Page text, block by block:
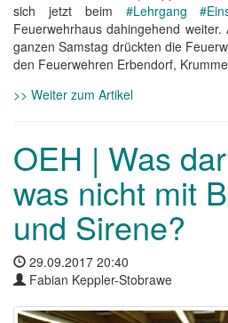
sich jetzt beim #Lehrgang
Feuerwehrhaus dahingehend
ganzen Samstag drückten die
den Feuerwehren Erbendorf,
>> Weiter zum Artikel
OEH | Was
was nicht mit
und Sirene?
29.09.2017 20:40
Fabian Keppler-Stobrawe